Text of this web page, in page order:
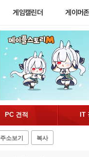
게임캘린더 게이머존
PC 견적 IT
주소보기 복사